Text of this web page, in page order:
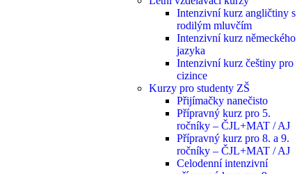
Intenzivní kurz angličtiny s
rodilým mluvčím
Intenzivní kurz německého
jazyka
Intenzivní kurz češtiny pro
cizince
Kurzy pro studenty ZŠ
Přijímačky nanečisto
Přípravný kurz pro 5.
ročníky – ČJL+MAT / AJ
Přípravný kurz pro 8. a 9.
ročníky – ČJL+MAT / AJ
Celodenní intenzivní